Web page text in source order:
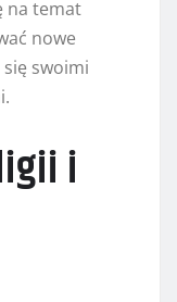
na temat
nowe
swoimi
i